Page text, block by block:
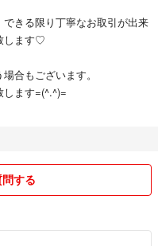
きる限り丁寧なお取引が出来
します♡
合もございます。
します=(^.^)=
する